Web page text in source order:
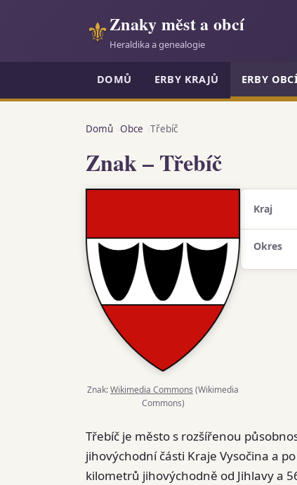
⚜Znaky měst a obcí
Heraldika a genealogie
DOMŮ ERBY KRAJŮ ERBY
Domů Obce Třebíč
Znak – Třebíč
Znak:Wikimedia Commons (Wikimedia
Commons)
Kraj
Okres
Třebíč je město s rozšířenou
jihovýchodní části Kraje Vysočina a
kilometrů jihovýchodně od Jihlavy a